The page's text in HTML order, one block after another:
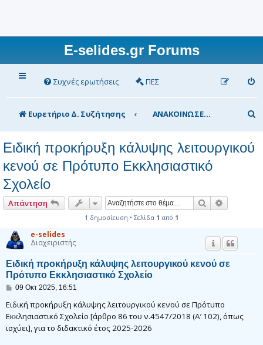
E-selides.gr Forums
Συχνές ερωτήσεις ΠΕΣ
Ευρετήριο Δ. Συζήτησης ΑΝΑΚΟΙΝΩΣΕΙΣ Υπουργείου Παιδείας
ν
Ειδική προκήρυξη κάλυψης λειτουργικού
κενού σε Πρότυπο Εκκλησιαστικό
Σχολείο
Απάντηση Αναζήτηση
1 δημοσίευση • Σελίδα 1 από 1
e-selides
Διαχειριστής
Ειδική προκήρυξη κάλυψης λειτουργικού κενού σε
Πρότυπο Εκκλησιαστικό Σχολείο
Δ
μ
σ
ί
09 Οκτ 2025, 16:51
Ειδική προκήρυξη κάλυψης λειτουργικού κενού σε Πρότυπο
Εκκλησιαστικό Σχολείο [άρθρο 86 του ν.4547/2018 (Α’ 102), όπως
ισχύει], για το διδακτικό έτος 2025-2026